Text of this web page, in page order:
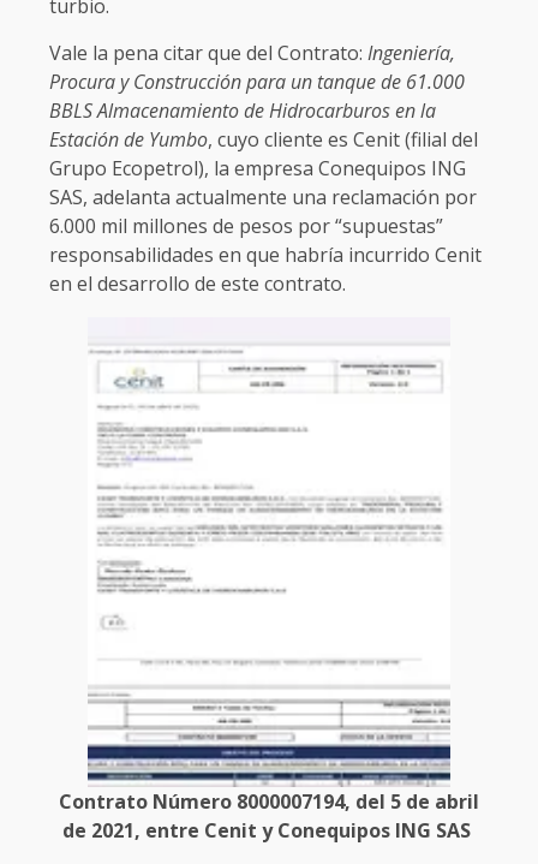
turbio.
Vale la pena citar que del Contrato: Ingeniería,
Procura y Construcción para un tanque de 61.000
BBLS Almacenamiento de Hidrocarburos en la
Estación de Yumbo, cuyo cliente es Cenit (filial del
Grupo Ecopetrol), la empresa Conequipos ING
SAS, adelanta actualmente una reclamación por
6.000 mil millones de pesos por “supuestas”
responsabilidades en que habría incurrido Cenit
en el desarrollo de este contrato.
Contrato Número 8000007194, del 5 de abril
de 2021, entre Cenit y Conequipos ING SAS